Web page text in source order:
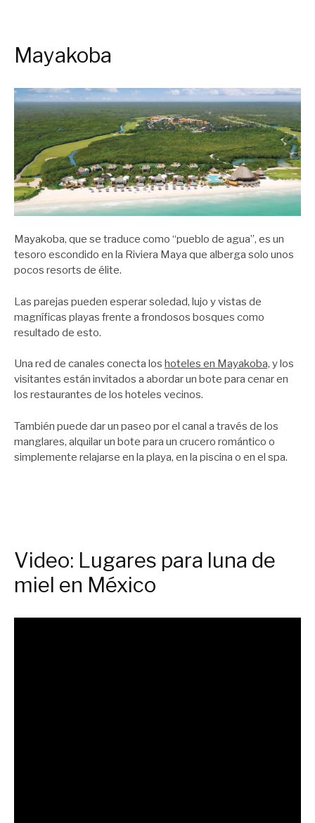
Mayakoba
Mayakoba, que se traduce como “pueblo de agua”, es un
tesoro escondido en la Riviera Maya que alberga solo unos
pocos resorts de élite.
Las parejas pueden esperar soledad, lujo y vistas de
magníficas playas frente a frondosos bosques como
resultado de esto.
Una red de canales conecta los hoteles en Mayakoba, y los
visitantes están invitados a abordar un bote para cenar en
los restaurantes de los hoteles vecinos.
También puede dar un paseo por el canal a través de los
manglares, alquilar un bote para un crucero romántico o
simplemente relajarse en la playa, en la piscina o en el spa.
Video: Lugares para luna de
miel en México